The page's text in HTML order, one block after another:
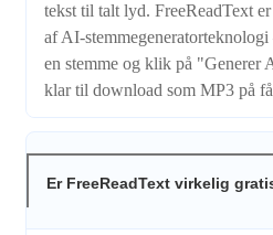
tekst til talt lyd. FreeReadText
af AI-
en stemme og klik på
klar til download som MP3 på
Er FreeReadText virkelig